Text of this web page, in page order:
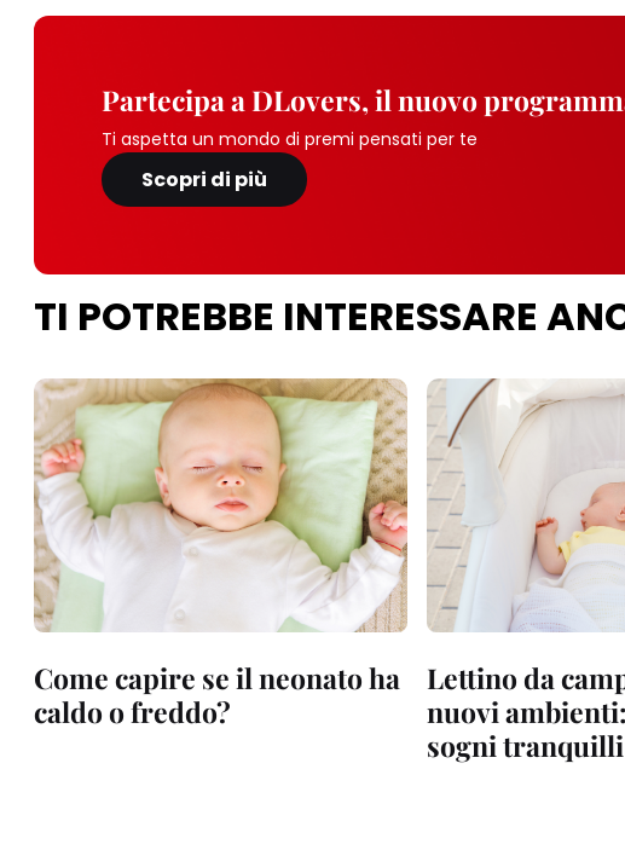
Partecipa a DLovers, il nuovo
Ti aspetta un mondo di premi pensati per te
Scopri di più
TI POTREBBE INTERESSARE
Come capire se il neonato ha
caldo o freddo?
Lettino da
nuovi
sogni